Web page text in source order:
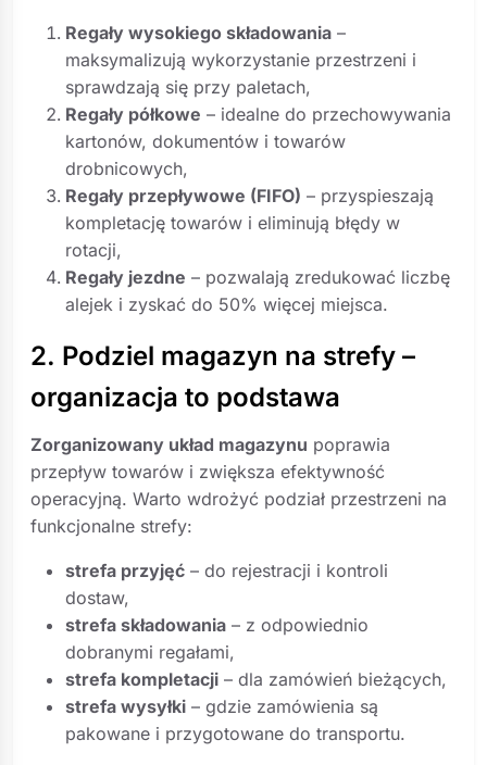
Regały wysokiego składowania –
maksymalizują wykorzystanie przestrzeni i
sprawdzają się przy paletach,
Regały półkowe – idealne do przechowywania
kartonów, dokumentów i towarów
drobnicowych,
Regały przepływowe (FIFO) – przyspieszają
kompletację towarów i eliminują błędy w
rotacji,
Regały jezdne – pozwalają zredukować liczbę
alejek i zyskać do 50% więcej miejsca.
2. Podziel magazyn na strefy –
organizacja to podstawa
Zorganizowany układ magazynu poprawia
przepływ towarów i zwiększa efektywność
operacyjną. Warto wdrożyć podział przestrzeni na
funkcjonalne strefy:
strefa przyjęć – do rejestracji i kontroli
dostaw,
strefa składowania – z odpowiednio
dobranymi regałami,
strefa kompletacji – dla zamówień bieżących,
strefa wysyłki – gdzie zamówienia są
pakowane i przygotowane do transportu.